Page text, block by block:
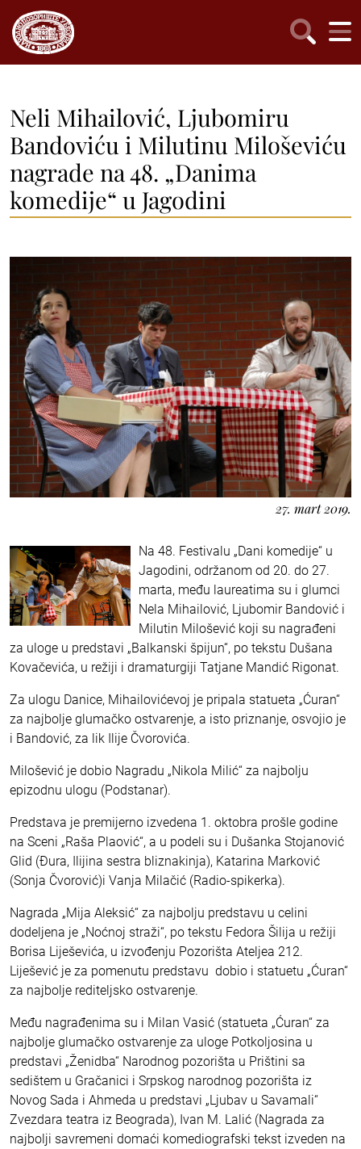
Neli Mihailović, Ljubomiru
Bandoviću i Milutinu Miloševiću
nagrade na 48. „Danima
komedije“ u Jagodini
27. mart 2019.
Na 48. Festivalu „Dani komedije“ u
Jagodini, održanom od 20. do 27.
marta, među laureatima su i glumci
Nela Mihailović, Ljubomir Bandović i
Milutin Milošević koji su nagrađeni
za uloge u predstavi „Balkanski špijun“, po tekstu Dušana
Kovačevića, u režiji i dramaturgiji Tatjane Mandić Rigonat.
Za ulogu Danice, Mihailovićevoj je pripala statueta „Ćuran“
za najbolje glumačko ostvarenje, a isto priznanje, osvojio je
i Bandović, za lik Ilije Čvorovića.
Milošević je dobio Nagradu „Nikola Milić“ za najbolju
epizodnu ulogu (Podstanar).
Predstava je premijerno izvedena 1. oktobra prošle godine
na Sceni „Raša Plaović“, a u podeli su i Dušanka Stojanović
Glid (Đura, Ilijina sestra bliznakinja), Katarina Marković
(Sonja Čvorović)i Vanja Milačić (Radio-spikerka).
Nagrada „Mija Aleksić“ za najbolju predstavu u celini
dodeljena je „Noćnoj straži“, po tekstu Fedora Šilija u režiji
Borisa Liješevića, u izvođenju Pozorišta Ateljea 212.
Liješević je za pomenutu predstavu dobio i statuetu „Ćuran“
za najbolje rediteljsko ostvarenje.
Među nagrađenima su i Milan Vasić (statueta „Ćuran“ za
najbolje glumačko ostvarenje za uloge Potkoljosina u
predstavi „Ženidba“ Narodnog pozorišta u Prištini sa
sedištem u Gračanici i Srpskog narodnog pozorišta iz
Novog Sada i Ahmeda u predstavi „Ljubav u Savamali“
Zvezdara teatra iz Beograda), Ivan M. Lalić (Nagrada za
najbolji savremeni domaći komediografski tekst izveden na